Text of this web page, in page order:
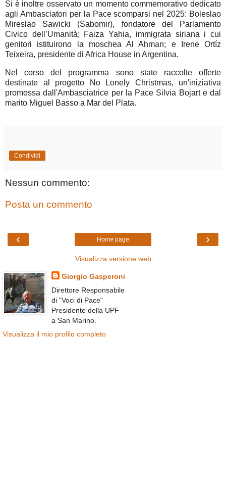
Si è inoltre osservato un momento commemorativo dedicato
agli Ambasciatori per la Pace scomparsi nel 2025: Boleslao
Mireslao Sawicki (Sabomir), fondatore del Parlamento
Civico dell’Umanità; Faiza Yahia, immigrata siriana i cui
genitori istituirono la moschea Al Ahman; e Irene Ortíz
Teixeira, presidente di Africa House in Argentina.
Nel corso del programma sono state raccolte offerte
destinate al progetto No Lonely Christmas, un'iniziativa
promossa dall'Ambasciatrice per la Pace Silvia Bojart e dal
marito Miguel Basso a Mar del Plata.
Condividi
Nessun commento:
Posta un commento
‹ ›
Home page
Visualizza versione web
Giorgio Gasperoni
Direttore Responsabile
di "Voci di Pace"
Presidente della UPF
a San Marino.
Visualizza il mio profilo completo